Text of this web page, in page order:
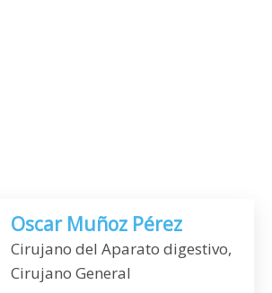
Oscar Muñoz Pérez
Cirujano del Aparato digestivo,
Cirujano General